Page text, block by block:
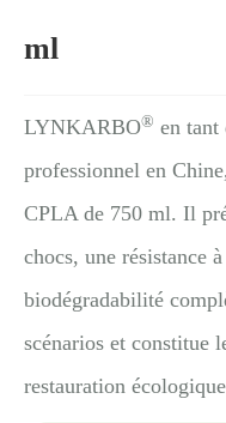
ml
LYNKARBO® en tant
professionnel en
CPLA de 750 ml. Il
chocs, une résistance
biodégradabilité
scénarios et constitue
restauration